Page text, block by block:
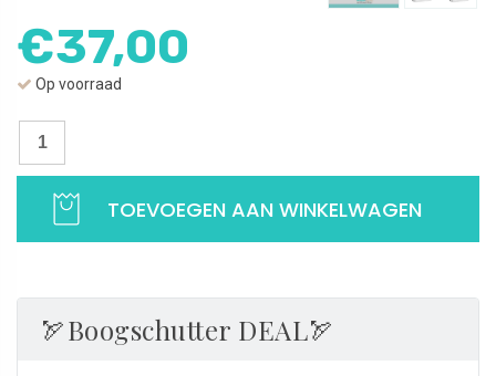
€37,00
Op voorraad
Oorbellen
sterrenbeeld
925
aantal
TOEVOEGEN AAN WINKELWAGEN
🏹Boogschutter DEAL🏹